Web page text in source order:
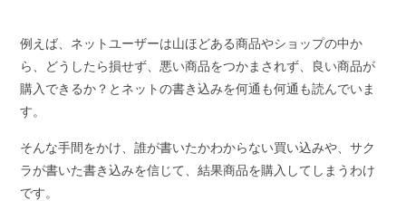
例えば、ネットユーザーは山ほどある商品やショップの中か
ら、どうしたら損せず、悪い商品をつかまされず、良い商品が
購入できるか？とネットの書き込みを何通も何通も読んでいま
す。
そんな手間をかけ、誰が書いたかわからない買い込みや、サク
ラが書いた書き込みを信じて、結果商品を購入してしまうわけ
です。